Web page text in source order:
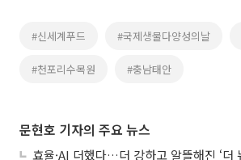
#신세계푸드 #국제생물다양성의날
#천포리수목원 #충남태안
문현호 기자의 주요 뉴스